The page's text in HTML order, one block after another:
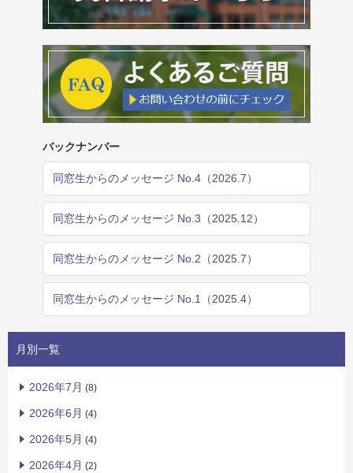
バックナンバー
同窓生からのメッセージ No.4（2026.7）
同窓生からのメッセージ No.3（2025.12）
同窓生からのメッセージ No.2（2025.7）
同窓生からのメッセージ No.1（2025.4）
月別一覧
2026年7月 (8)
2026年6月 (4)
2026年5月 (4)
2026年4月 (2)